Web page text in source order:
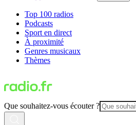
Top 100 radios
Podcasts
Sport en direct
À proximité
Genres musicaux
Thèmes
Que souhaitez-vous écouter ?